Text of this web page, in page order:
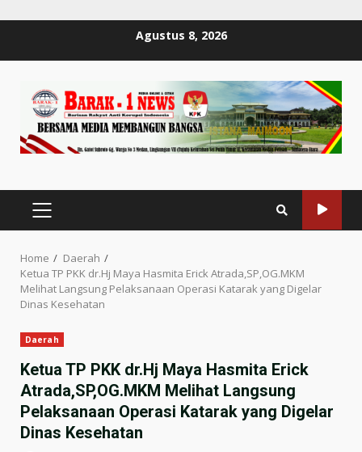
Agustus 8, 2026
PRIMARY
MENU
Home
Daerah
Ketua TP PKK dr.Hj Maya Hasmita Erick Atrada,SP,OG.MKM
Melihat Langsung Pelaksanaan Operasi Katarak yang Digelar
Dinas Kesehatan
Daerah
Ketua TP PKK dr.Hj Maya Hasmita Erick
Atrada,SP,OG.MKM Melihat Langsung
Pelaksanaan Operasi Katarak yang Digelar
Dinas Kesehatan